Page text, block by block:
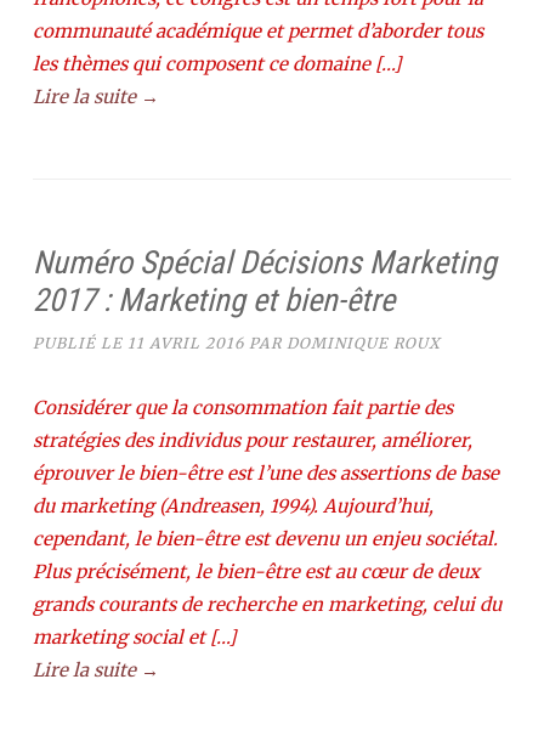
communauté académique et permet d’aborder tous
les thèmes qui composent ce domaine […]
Lire la suite →
Numéro Spécial Décisions Marketing
2017 : Marketing et bien-être
PUBLIÉ LE 11 AVRIL 2016 PAR DOMINIQUE ROUX
Considérer que la consommation fait partie des
stratégies des individus pour restaurer, améliorer,
éprouver le bien-être est l’une des assertions de base
du marketing (Andreasen, 1994). Aujourd’hui,
cependant, le bien-être est devenu un enjeu sociétal.
Plus précisément, le bien-être est au cœur de deux
grands courants de recherche en marketing, celui du
marketing social et […]
Lire la suite →